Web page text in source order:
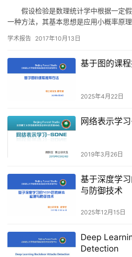
假设检验是数理统计学中根据一定假
一种方法，其基本思想是应用小概率原
较常…
学术报告 2017年10月13日
基于图的课
2025年4月22日
网络表示学
2019年3月26日
基于深度学
与防御技术
2025年12月15日
Deep
Detection